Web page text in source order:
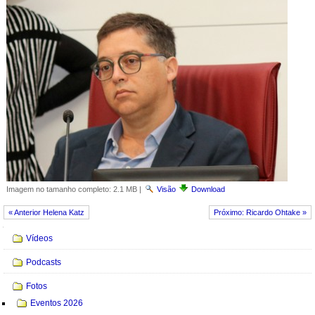
Imagem no tamanho completo: 2.1 MB| Visão Download
« Anterior Helena Katz Próximo: Ricardo Ohtake »
Vídeos
Podcasts
Fotos
Eventos 2026